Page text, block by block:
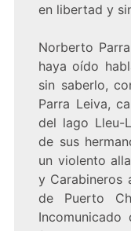
en libertad y
Norberto
haya oído
sin saberlo,
Parra Leiva,
del lago Lleu-
de sus
un violento
y Carabineros
de Puerto